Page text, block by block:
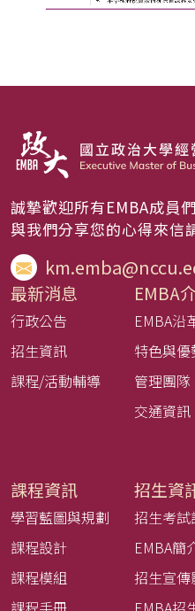
誠摯歡迎所有EMBA成員們
與我們分享您的心得來信
最新消息
行政公告
招生資訊
課程/活動輔導
EMBA
EMBA沿
特色與優
管理團隊
交通資訊
課程資訊
學習藍圖與規劃
課程設計
課程模組
招生資
招生考試
EMBA簡
招生宣傳